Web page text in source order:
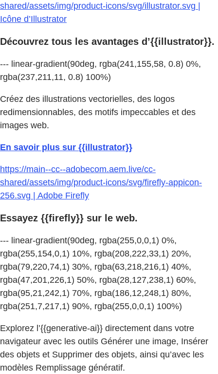
shared/assets/img/product-icons/svg/illustrator.svg |
Icône d’Illustrator
Découvrez tous les avantages d’{{illustrator}}.
--- linear-gradient(90deg, rgba(241,155,58, 0.8) 0%,
rgba(237,211,11, 0.8) 100%)
Créez des illustrations vectorielles, des logos
redimensionnables, des motifs impeccables et des
images web.
En savoir plus sur {{illustrator}}
https://main--cc--adobecom.aem.live/cc-
shared/assets/img/product-icons/svg/firefly-appicon-
256.svg | Adobe Firefly
Essayez {{firefly}} sur le web.
--- linear-gradient(90deg, rgba(255,0,0,1) 0%,
rgba(255,154,0,1) 10%, rgba(208,222,33,1) 20%,
rgba(79,220,74,1) 30%, rgba(63,218,216,1) 40%,
rgba(47,201,226,1) 50%, rgba(28,127,238,1) 60%,
rgba(95,21,242,1) 70%, rgba(186,12,248,1) 80%,
rgba(251,7,217,1) 90%, rgba(255,0,0,1) 100%)
Explorez l’{{generative-ai}} directement dans votre
navigateur avec les outils Générer une image, Insérer
des objets et Supprimer des objets, ainsi qu’avec les
modèles Remplissage génératif.